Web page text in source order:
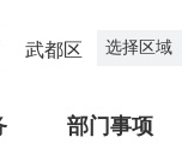
武都区 选择区域
部门事项